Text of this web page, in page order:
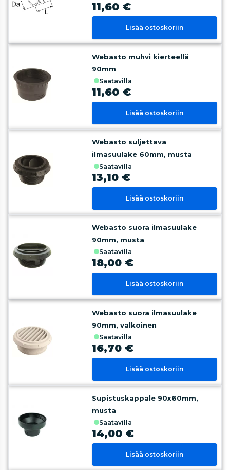
11,60 €
Lisää ostoskoriin
Webasto muhvi kierteellä
90mm
saatavilla
11,60 €
Lisää ostoskoriin
Webasto suljettava
ilmasuulake 60mm, musta
saatavilla
13,10 €
Lisää ostoskoriin
Webasto suora ilmasuulake
90mm, musta
saatavilla
18,00 €
Lisää ostoskoriin
Webasto suora ilmasuulake
90mm, valkoinen
saatavilla
16,70 €
Lisää ostoskoriin
Supistuskappale 90x60mm,
musta
saatavilla
14,00 €
Lisää ostoskoriin